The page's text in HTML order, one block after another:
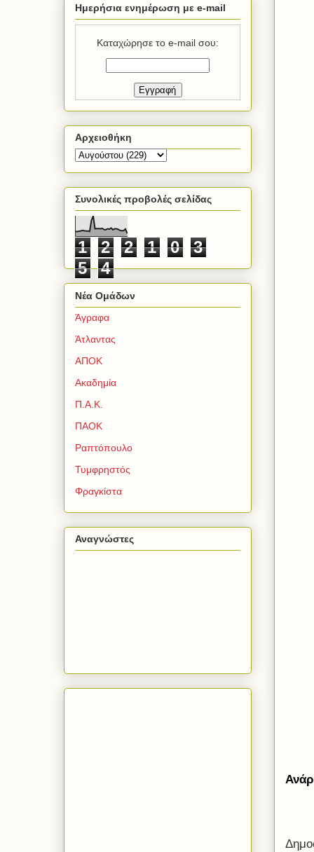
Ημερήσια ενημέρωση με e-mail
Καταχώρησε το e-mail σου:
Αρχειοθήκη
Συνολικές προβολές σελίδας
1 2 2 1 0
3
5
4
Νέα Ομάδων
Άγραφα
Άτλαντας
ΑΠΟΚ
Ακαδημία
Π.Α.Κ.
ΠΑΟΚ
Ραπτόπουλο
Τυμφρηστός
Φραγκίστα
Αναγνώστες